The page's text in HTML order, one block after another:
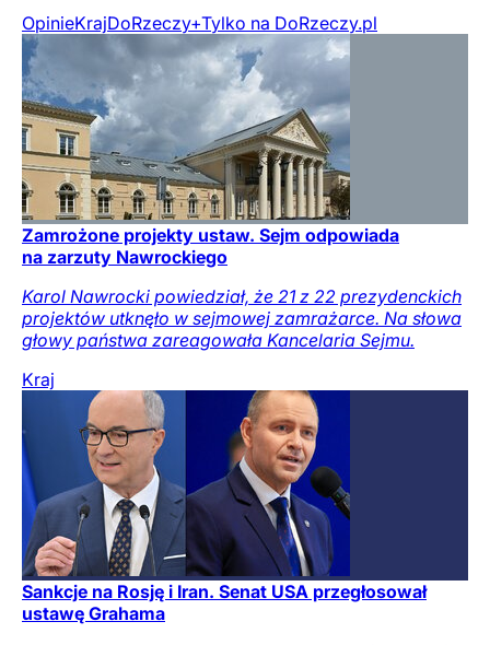
OpinieKrajDoRzeczy+Tylko na DoRzeczy.pl
Zamrożone projekty ustaw. Sejm odpowiada
na zarzuty Nawrockiego
Karol Nawrocki powiedział, że 21 z 22 prezydenckich
projektów utknęło w sejmowej zamrażarce. Na słowa
głowy państwa zareagowała Kancelaria Sejmu.
Kraj
Sankcje na Rosję i Iran. Senat USA przegłosował
ustawę Grahama